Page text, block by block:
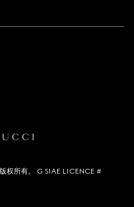
所有。 G SIAE LICENCE #